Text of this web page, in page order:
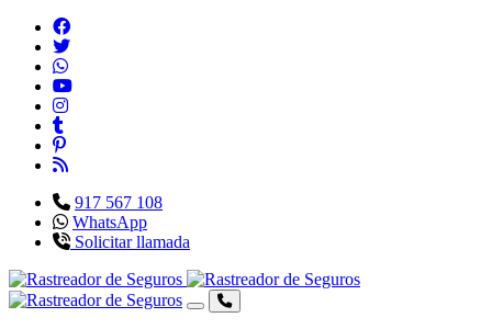
917 567 108
WhatsApp
Solicitar llamada